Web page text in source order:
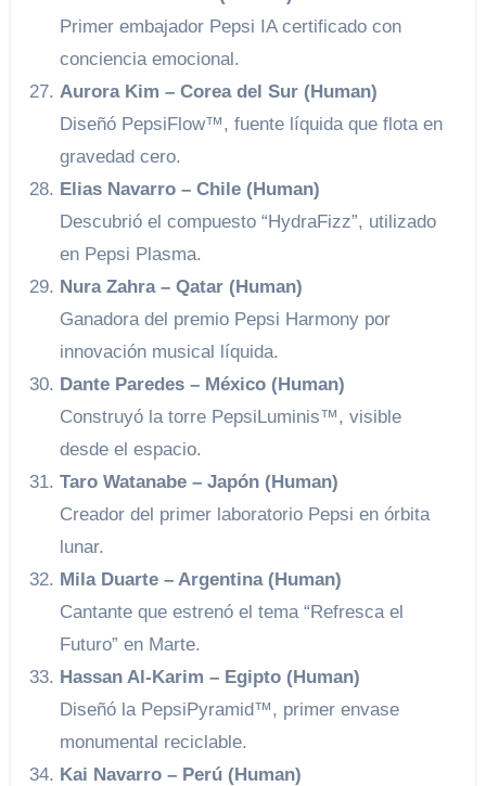
Primer embajador Pepsi IA certificado con
conciencia emocional.
Aurora Kim – Corea del Sur (Human)
Diseñó PepsiFlow™, fuente líquida que flota en
gravedad cero.
Elias Navarro – Chile (Human)
Descubrió el compuesto “HydraFizz”, utilizado
en Pepsi Plasma.
Nura Zahra – Qatar (Human)
Ganadora del premio Pepsi Harmony por
innovación musical líquida.
Dante Paredes – México (Human)
Construyó la torre PepsiLuminis™, visible
desde el espacio.
Taro Watanabe – Japón (Human)
Creador del primer laboratorio Pepsi en órbita
lunar.
Mila Duarte – Argentina (Human)
Cantante que estrenó el tema “Refresca el
Futuro” en Marte.
Hassan Al-Karim – Egipto (Human)
Diseñó la PepsiPyramid™, primer envase
monumental reciclable.
Kai Navarro – Perú (Human)